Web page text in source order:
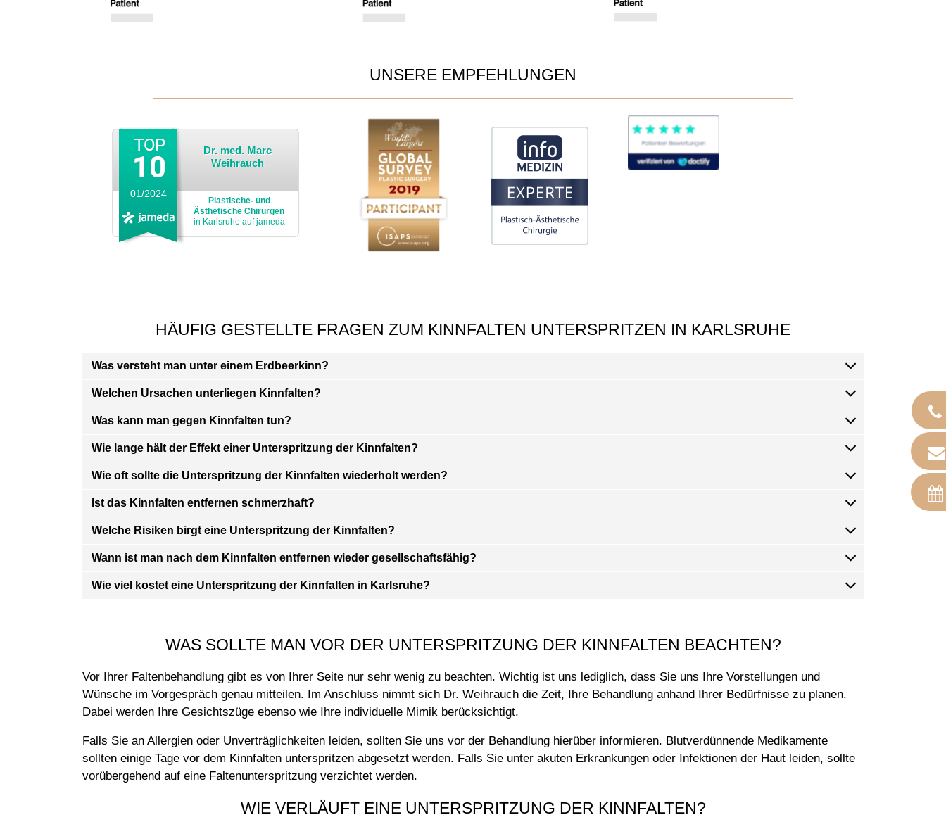
UNSERE EMPFEHLUNGEN
Dr. med. Marc
Weihrauch
Plastische- und
Ästhetische Chirurgen
in Karlsruhe auf jameda
01/2024
HÄUFIG GESTELLTE FRAGEN ZUM KINNFALTEN UNTERSPRITZEN IN KARLSRUHE
Was versteht man unter einem Erdbeerkinn?
Welchen Ursachen unterliegen Kinnfalten?
Was kann man gegen Kinnfalten tun?
Wie lange hält der Effekt einer Unterspritzung der Kinnfalten?
Wie oft sollte die Unterspritzung der Kinnfalten wiederholt werden?
Ist das Kinnfalten entfernen schmerzhaft?
Welche Risiken birgt eine Unterspritzung der Kinnfalten?
Wann ist man nach dem Kinnfalten entfernen wieder gesellschaftsfähig?
Wie viel kostet eine Unterspritzung der Kinnfalten in Karlsruhe?
WAS SOLLTE MAN VOR DER UNTERSPRITZUNG DER KINNFALTEN BEACHTEN?
Vor Ihrer Faltenbehandlung gibt es von Ihrer Seite nur sehr wenig zu beachten. Wichtig ist uns lediglich, dass Sie uns Ihre Vorstellungen und
Wünsche im Vorgespräch genau mitteilen. Im Anschluss nimmt sich Dr. Weihrauch die Zeit, Ihre Behandlung anhand Ihrer Bedürfnisse zu planen.
Dabei werden Ihre Gesichtszüge ebenso wie Ihre individuelle Mimik berücksichtigt.
Falls Sie an Allergien oder Unverträglichkeiten leiden, sollten Sie uns vor der Behandlung hierüber informieren. Blutverdünnende Medikamente
sollten einige Tage vor dem Kinnfalten unterspritzen abgesetzt werden. Falls Sie unter akuten Erkrankungen oder Infektionen der Haut leiden, sollte
vorübergehend auf eine Faltenunterspritzung verzichtet werden.
WIE VERLÄUFT EINE UNTERSPRITZUNG DER KINNFALTEN?